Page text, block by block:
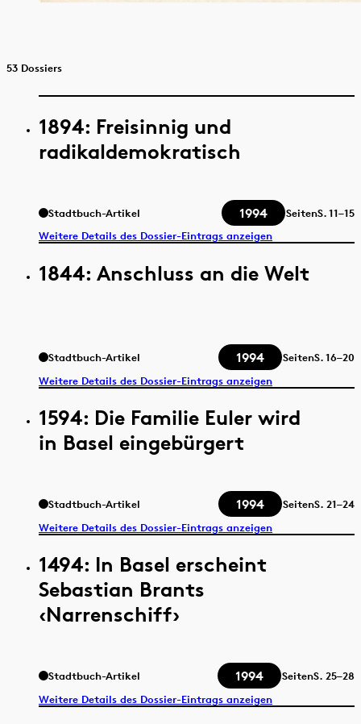
53 Dossiers
1894: Freisinnig und
radikaldemokratisch
Stadtbuch-Artikel 1994 SeitenS.11–15
Weitere Details des Dossier-Eintrags anzeigen
1844: Anschluss an die Welt
Stadtbuch-Artikel 1994 SeitenS.16–20
Weitere Details des Dossier-Eintrags anzeigen
1594: Die Familie Euler wird
in Basel eingebürgert
Stadtbuch-Artikel 1994 SeitenS. 21–24
Weitere Details des Dossier-Eintrags anzeigen
1494: In Basel erscheint
Sebastian Brants
‹Narrenschiff›
Stadtbuch-Artikel 1994 SeitenS. 25–28
Weitere Details des Dossier-Eintrags anzeigen